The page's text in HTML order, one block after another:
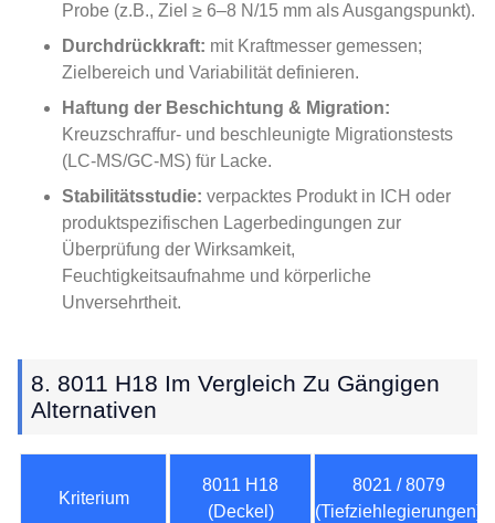
Probe (z.B., Ziel ≥ 6–8 N/15 mm als Ausgangspunkt).
Durchdrückkraft: mit Kraftmesser gemessen;
Zielbereich und Variabilität definieren.
Haftung der Beschichtung & Migration:
Kreuzschraffur- und beschleunigte Migrationstests
(LC-MS/GC-MS) für Lacke.
Stabilitätsstudie: verpacktes Produkt in ICH oder
produktspezifischen Lagerbedingungen zur
Überprüfung der Wirksamkeit,
Feuchtigkeitsaufnahme und körperliche
Unversehrtheit.
8. 8011 H18 Im Vergleich Zu Gängigen
Alternativen
Kriterium
8011 H18
(Deckel)
8021 / 8079
(Tiefziehlegierungen)